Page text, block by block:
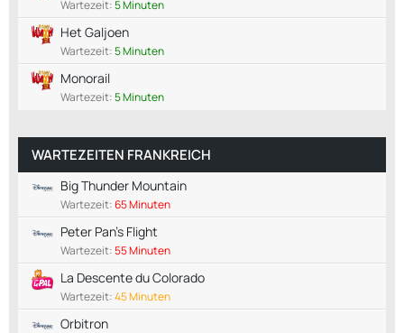
Wartezeit:5 Minuten
Het Galjoen
Wartezeit:5 Minuten
Monorail
Wartezeit:5 Minuten
WARTEZEITEN FRANKREICH
Big Thunder Mountain
Wartezeit:65 Minuten
Peter Pan's Flight
Wartezeit:55 Minuten
La Descente du Colorado
Wartezeit:45 Minuten
Orbitron